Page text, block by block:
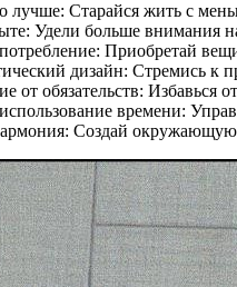
лучше: Старайся жить с
Удели больше внимания
Приобретай
дизайн: Стремись к
от обязательств: Избавься
времени:
Создай окружающую